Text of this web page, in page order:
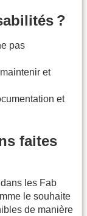
?
pas
et
et
faites
les Fab
le souhaite
de manière